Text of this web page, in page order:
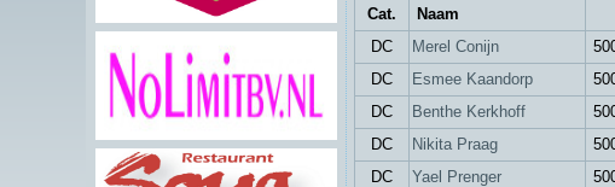
Cat. Naam
DC
Merel Conijn
DC
Esmee Kaandorp
DC
Benthe Kerkhoff
DC
Nikita Praag
DC
Yael Prenger